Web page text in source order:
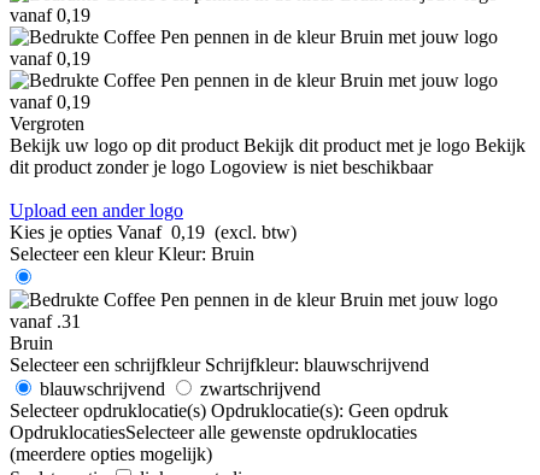
Vergroten
Bekijk uw logo op dit product Bekijk dit product met je logo Bekijk
dit product zonder je logo Logoview is niet beschikbaar
Upload een ander logo
Kies je opties Vanaf 0,19 (excl. btw)
Selecteer een kleur Kleur: Bruin
Bruin
Selecteer een schrijfkleur Schrijfkleur: blauwschrijvend
blauwschrijvend
zwartschrijvend
Selecteer opdruklocatie(s) Opdruklocatie(s): Geen opdruk
OpdruklocatiesSelecteer alle gewenste opdruklocaties
(meerdere opties mogelijk)